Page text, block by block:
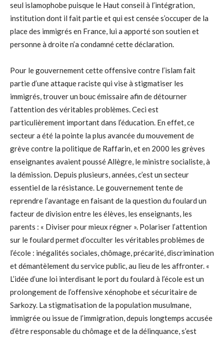
seul islamophobe puisque le Haut conseil à l’intégration,
institution dont il fait partie et qui est censée s’occuper de la
place des immigrés en France, lui a apporté son soutien et
personne à droite n’a condamné cette déclaration.
Pour le gouvernement cette offensive contre l’islam fait
partie d’une attaque raciste qui vise à stigmatiser les
immigrés, trouver un bouc émissaire afin de détourner
l’attention des véritables problèmes. Ceci est
particulièrement important dans l’éducation. En effet, ce
secteur a été la pointe la plus avancée du mouvement de
grève contre la politique de Raffarin, et en 2000 les grèves
enseignantes avaient poussé Allègre, le ministre socialiste, à
la démission. Depuis plusieurs, années, c’est un secteur
essentiel de la résistance. Le gouvernement tente de
reprendre l’avantage en faisant de la question du foulard un
facteur de division entre les élèves, les enseignants, les
parents : « Diviser pour mieux régner ». Polariser l’attention
sur le foulard permet d’occulter les véritables problèmes de
l’école : inégalités sociales, chômage, précarité, discrimination
et démantèlement du service public, au lieu de les affronter. «
L’idée d’une loi interdisant le port du foulard à l’école est un
prolongement de l’offensive xénophobe et sécuritaire de
Sarkozy. La stigmatisation de la population musulmane,
immigrée ou issue de l’immigration, depuis longtemps accusée
d’être responsable du chômage et de la délinquance, s’est